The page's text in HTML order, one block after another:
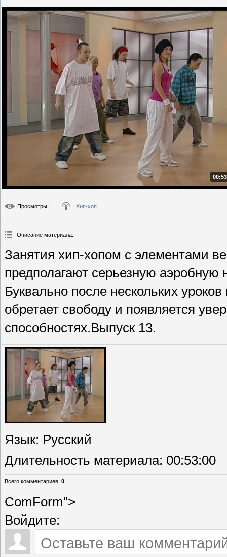
Просмотры: Хип-хоп
Описание материала:
Занятия хип-хопом с элементами
предполагают серьезную аэробную
Буквально после нескольких
обретает свободу и появляется
способностях.Выпуск 13.
Язык: Русский
Длительность материала: 00:53:00
Всего комментариев: 0
ComForm">
Войдите: